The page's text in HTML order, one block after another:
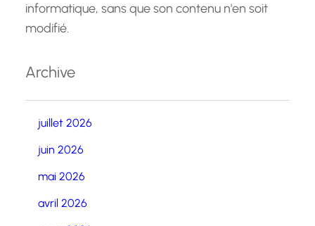
informatique, sans que son contenu n'en soit
modifié.
Archive
juillet 2026
juin 2026
mai 2026
avril 2026